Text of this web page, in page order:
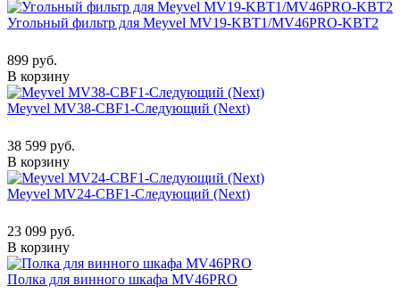
Угольный фильтр для Meyvel MV19-KBT1/MV46PRO-KBT2
899 руб.
В корзину
Meyvel MV38-CBF1-Следующий (Next)
38 599 руб.
В корзину
Meyvel MV24-CBF1-Следующий (Next)
23 099 руб.
В корзину
Полка для винного шкафа MV46PRO